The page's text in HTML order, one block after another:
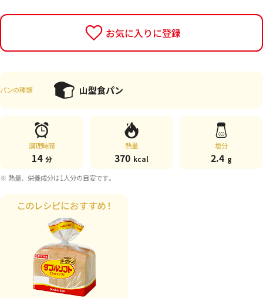
お気に入りに登録
パンの種類 山型食パン
調理時間
14 分
熱量
370 kcal
塩分
2.4 g
※ 熱量、栄養成分は1人分の目安です。